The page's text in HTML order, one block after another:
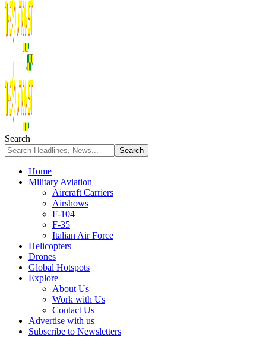
Search
Home
Military Aviation
Aircraft Carriers
Airshows
F-104
F-35
Italian Air Force
Helicopters
Drones
Global Hotspots
Explore
About Us
Work with Us
Contact Us
Advertise with us
Subscribe to Newsletters